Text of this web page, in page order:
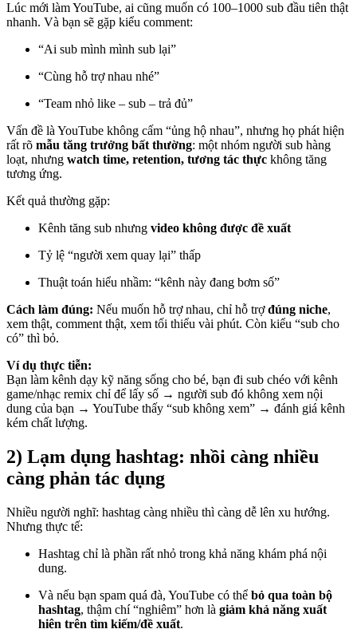
Lúc mới làm YouTube, ai cũng muốn có 100–1000 sub đầu tiên thật
nhanh. Và bạn sẽ gặp kiểu comment:
“Ai sub mình mình sub lại”
“Cùng hỗ trợ nhau nhé”
“Team nhỏ like – sub – trả đủ”
Vấn đề là YouTube không cấm “ủng hộ nhau”, nhưng họ phát hiện
rất rõ mẫu tăng trưởng bất thường: một nhóm người sub hàng
loạt, nhưng watch time, retention, tương tác thực không tăng
tương ứng.
Kết quả thường gặp:
Kênh tăng sub nhưng video không được đề xuất
Tỷ lệ “người xem quay lại” thấp
Thuật toán hiểu nhầm: “kênh này đang bơm số”
Cách làm đúng: Nếu muốn hỗ trợ nhau, chỉ hỗ trợđúng niche,
xem thật, comment thật, xem tối thiểu vài phút. Còn kiểu “sub cho
có” thì bỏ.
Ví dụ thực tiễn:
Bạn làm kênh dạy kỹ năng sống cho bé, bạn đi sub chéo với kênh
game/nhạc remix chỉ để lấy số → người sub đó không xem nội
dung của bạn → YouTube thấy “sub không xem” → đánh giá kênh
kém chất lượng.
2) Lạm dụng hashtag: nhồi càng nhiều
càng phản tác dụng
Nhiều người nghĩ: hashtag càng nhiều thì càng dễ lên xu hướng.
Nhưng thực tế:
Hashtag chỉ là phần rất nhỏ trong khả năng khám phá nội
dung.
Và nếu bạn spam quá đà, YouTube có thể bỏ qua toàn bộ
hashtag, thậm chí “nghiêm” hơn là giảm khả năng xuất
hiện trên tìm kiếm/đề xuất.